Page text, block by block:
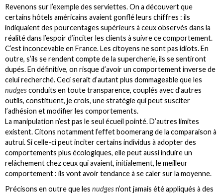
Revenons sur l’exemple des serviettes. On a découvert que
certains hôtels américains avaient gonflé leurs chiffres : ils
indiquaient des pourcentages supérieurs à ceux observés dans la
réalité dans l’espoir d’inciter les clients à suivre ce comportement.
C’est inconcevable en France. Les citoyens ne sont pas idiots. En
outre, s’ils se rendent compte de la supercherie, ils se sentiront
dupés. En définitive, on risque d’avoir un comportement inverse de
celui recherché. Ceci serait d’autant plus dommageable que les
nudgesconduits en toute transparence, couplés avec d’autres
outils, constituent, je crois, une stratégie qui peut susciter
l’adhésion et modifier les comportements.
La manipulation n’est pas le seul écueil pointé. D’autres limites
existent. Citons notamment l’effet boomerang de la comparaison à
autrui. Si celle-ci peut inciter certains individus à adopter des
comportements plus écologiques, elle peut aussi induire un
relâchement chez ceux qui avaient, initialement, le meilleur
comportement : ils vont avoir tendance à se caler sur la moyenne.
Précisons en outre que les nudgesn’ont jamais été appliqués à des